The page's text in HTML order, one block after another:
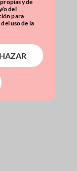
y de
o del
para
uso de la